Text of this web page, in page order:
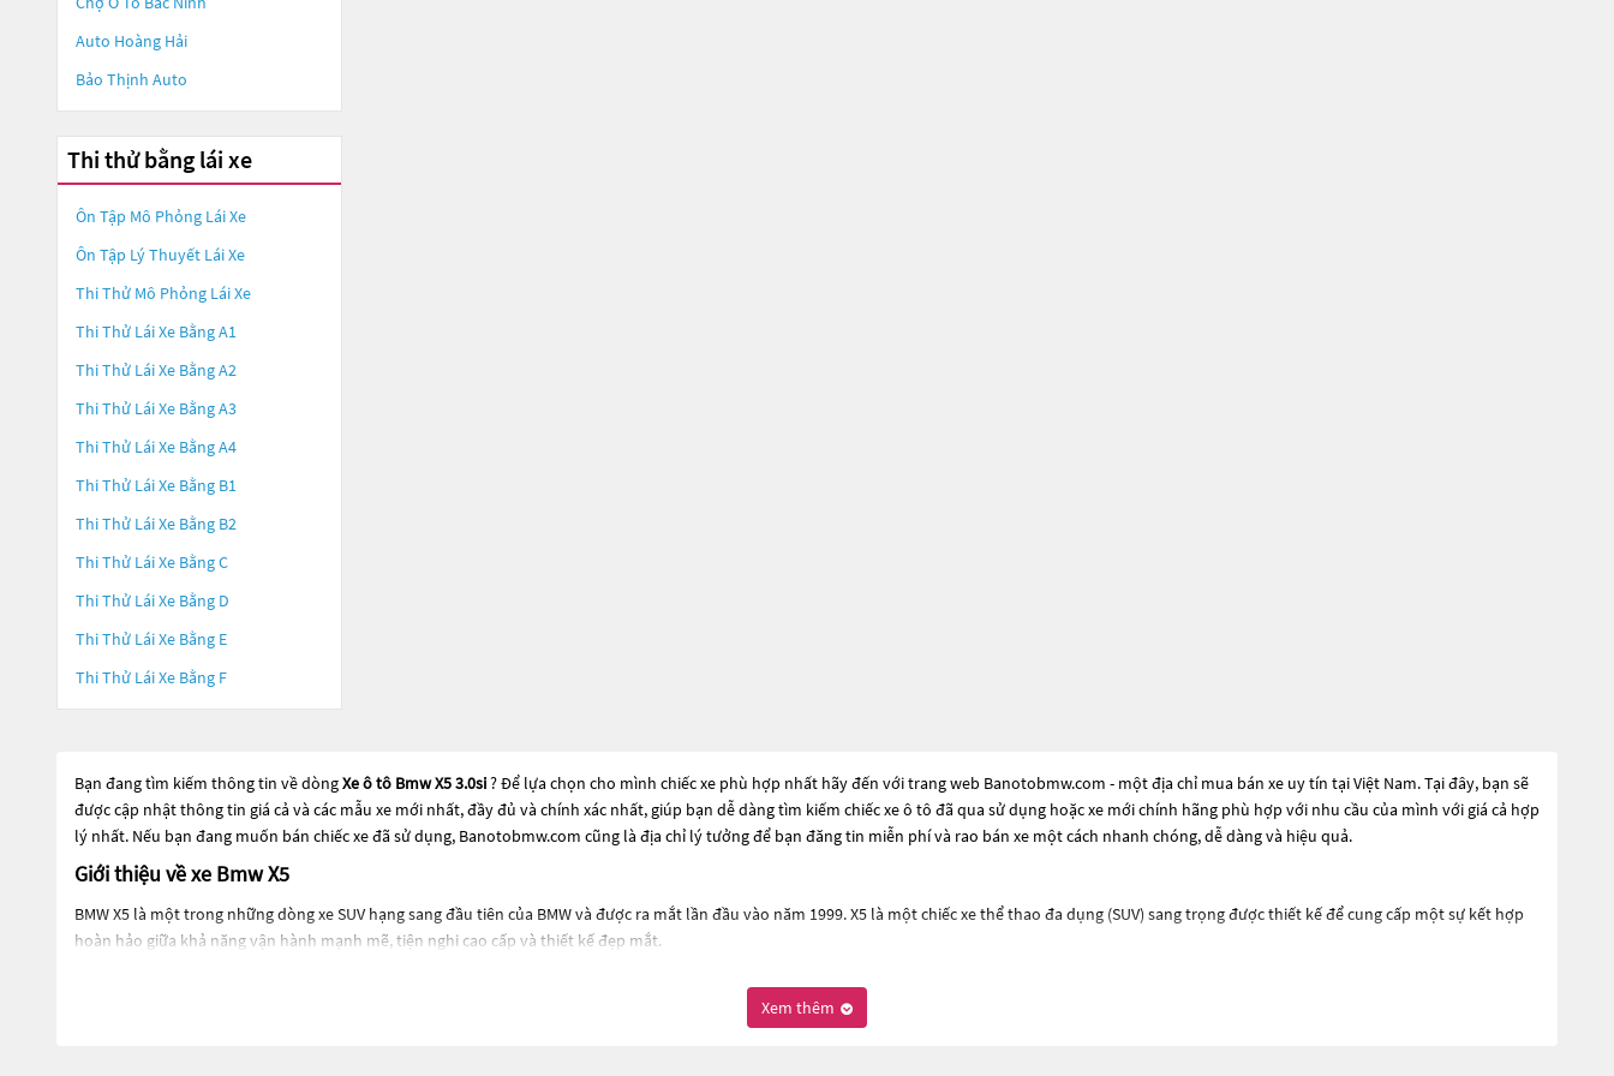
Auto Hoàng Hải
Bảo Thịnh Auto
Thi thử bằng lái xe
Ôn Tập Mô Phỏng Lái Xe
Ôn Tập Lý Thuyết Lái Xe
Thi Thử Mô Phỏng Lái Xe
Thi Thử Lái Xe Bằng A1
Thi Thử Lái Xe Bằng A2
Thi Thử Lái Xe Bằng A3
Thi Thử Lái Xe Bằng A4
Thi Thử Lái Xe Bằng B1
Thi Thử Lái Xe Bằng B2
Thi Thử Lái Xe Bằng C
Thi Thử Lái Xe Bằng D
Thi Thử Lái Xe Bằng E
Thi Thử Lái Xe Bằng F
Bạn đang tìm kiếm thông tin về dòngXe ô tô Bmw X5 3.0si? Để lựa chọn cho mình chiếc xe phù hợp nhất hãy đến với trang web Banotobmw.com - một địa chỉ mua bán xe uy tín tại Việt Nam. Tại đây, bạn sẽ
được cập nhật thông tin giá cả và các mẫu xe mới nhất, đầy đủ và chính xác nhất, giúp bạn dễ dàng tìm kiếm chiếc xe ô tô đã qua sử dụng hoặc xe mới chính hãng phù hợp với nhu cầu của mình với giá cả hợp
lý nhất. Nếu bạn đang muốn bán chiếc xe đã sử dụng, Banotobmw.com cũng là địa chỉ lý tưởng để bạn đăng tin miễn phí và rao bán xe một cách nhanh chóng, dễ dàng và hiệu quả.
Giới thiệu về xe Bmw X5
BMW X5 là một trong những dòng xe SUV hạng sang đầu tiên của BMW và được ra mắt lần đầu vào năm 1999. X5 là một chiếc xe thể thao đa dụng (SUV) sang trọng được thiết kế để cung cấp một sự kết hợp
hoàn hảo giữa khả năng vận hành mạnh mẽ, tiện nghi cao cấp và thiết kế đẹp mắt.
Xem thêm